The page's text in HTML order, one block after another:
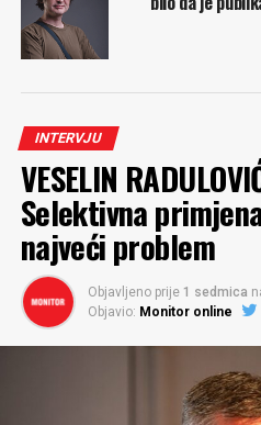
INTERVJU
VESELIN
Selektivna
najveći problem
Objavljeno prije 1 sedmica
Objavio: Monitor online